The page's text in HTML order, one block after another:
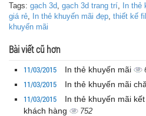
Tags: gạch 3d gạch 3d trang trí In thẻ
giá rẻ In thẻ khuyến mãi đẹp thiết kế
khuyến mãi
Bài viết cũ hơn
11/03/2015 In thẻ khuyến mãi
11/03/2015 In thẻ khuyến mãi
11/03/2015
In thẻ khuyến mãi
khách hàng
752